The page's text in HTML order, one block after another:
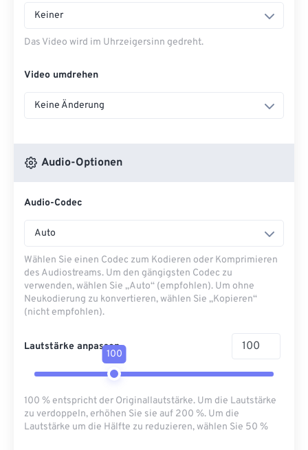
Keiner
Das Video wird im Uhrzeigersinn gedreht.
Video umdrehen
Keine Änderung
Audio-Optionen
Audio-Codec
Auto
Wählen Sie einen Codec zum Kodieren oder Komprimieren
des Audiostreams. Um den gängigsten Codec zu
verwenden, wählen Sie „Auto“ (empfohlen). Um ohne
Neukodierung zu konvertieren, wählen Sie „Kopieren“
(nicht empfohlen).
Lautstärke anpassen
100
100 % entspricht der Originallautstärke. Um die Lautstärke
zu verdoppeln, erhöhen Sie sie auf 200 %. Um die
Lautstärke um die Hälfte zu reduzieren, wählen Sie 50 %